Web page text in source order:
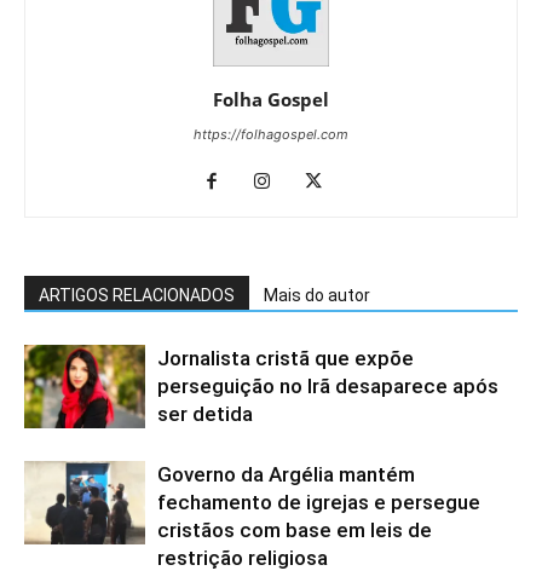
Folha Gospel
https://folhagospel.com
ARTIGOS RELACIONADOS Mais do autor
Jornalista cristã que expõe
perseguição no Irã desaparece após
ser detida
Governo da Argélia mantém
fechamento de igrejas e persegue
cristãos com base em leis de
restrição religiosa